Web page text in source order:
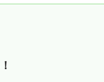
！